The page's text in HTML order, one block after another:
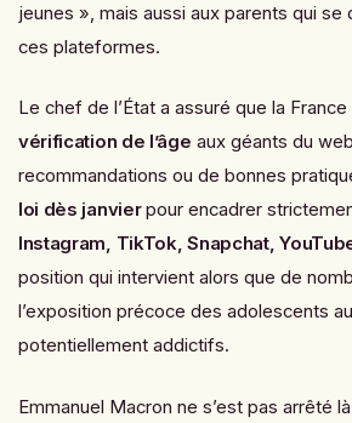
jeunes », mais aussi aux parents qui
ces plateformes.
Le chef de l’État a assuré que la
vérification de l’âge aux géants du
recommandations ou de bonnes
loi dès janvierpour encadrer
Instagram, TikTok, Snapchat,
position qui intervient alors que de
l’exposition précoce des adolescents
potentiellement addictifs.
Emmanuel Macron ne s’est pas arrêté